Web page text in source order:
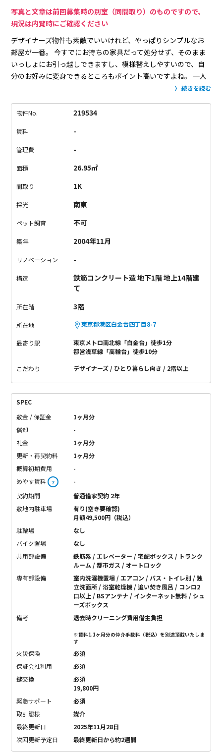
写真と文章は前回募集時の別室（同間取り）のものですので、
現況は内覧時にご確認ください
デザイナーズ物件も素敵でいいけれど、やっぱりシンプルなお
部屋が一番。
今すでにお持ちの家具だって処分せず、そのまま
いっしょにお引っ越しできますし、模様替えしやすいので、自
分のお好みに変身できるところもポイント高いですよね。
一人
暮らし用の広さ一部屋でございますが、本棚などで区切りをつ
ド中心のお部屋というのもやってる人がいなそうで魅力的。
と、都内全般どこに行くにも不便することのない立地です。
前も賑やかで人通りも多く栄えておりますし。
続きを読む
物件No. 219534
賃料 -
管理費 -
面積 26.95㎡
間取り 1K
採光 南東
ペット飼育 不可
築年 2004年11月
リノベーション -
構造
鉄筋コンクリート造 地下1階 地上14階建
て
所在階 3階
所在地 東京都港区白金台四丁目8-7
最寄り駅
東京メトロ南北線「白金台」徒歩1分
都営浅草線「高輪台」徒歩10分
こだわり デザイナーズ ひとり暮らし向き 2階以上
SPEC
敷金 / 保証金
1ヶ月分
償却
-
礼金
1ヶ月分
更新・再契約料
1ヶ月分
概算初期費用
-
めやす賃料 ？
-
契約期間
普通借家契約 2年
敷地内駐車場
有り(空き要確認)
月額49,500円（税込）
駐輪場
なし
バイク置場
なし
共用部設備
鉄筋系 / エレベーター / 宅配ボックス / トランク
ルーム / 都市ガス / オートロック
専有部設備
室内洗濯機置場 / エアコン / バス・トイレ別 / 独
立洗面所 / 浴室乾燥機 / 追い焚き風呂 / コンロ2
口以上 / BSアンテナ / インターネット無料 / シュ
ーズボックス
備考
退去時クリーニング費用借主負担
※賃料1.1ヶ月分の仲介手数料（税込）を別途頂戴いたしま
す
火災保険
必須
保証会社利用
必須
鍵交換
必須
19,800円
緊急サポート
必須
取引態様
媒介
最終更新日
2025年11月28日
次回更新予定日
最終更新日から約2週間